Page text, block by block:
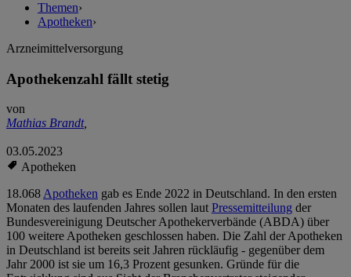
Themen›
Apotheken›
Arzneimittelversorgung
Apothekenzahl fällt stetig
von
Mathias Brandt,
03.05.2023
Apotheken
18.068Apotheken gab es Ende 2022 in Deutschland. In den ersten
Monaten des laufenden Jahres sollen lautPressemitteilung der
Bundesvereinigung Deutscher Apothekerverbände (ABDA) über
100 weitere Apotheken geschlossen haben. Die Zahl der Apotheken
in Deutschland ist bereits seit Jahren rückläufig - gegenüber dem
Jahr 2000 ist sie um 16,3 Prozent gesunken. Gründe für die